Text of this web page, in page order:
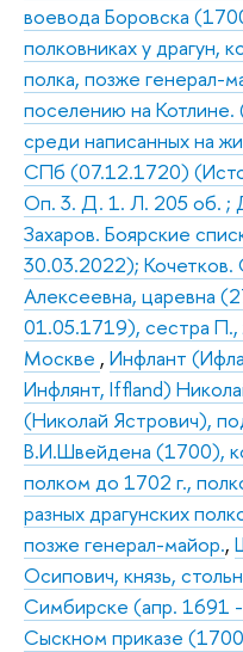
воевода Боровска
полковниках у драгун,
полка, позже генерал-
поселению на
среди написанных на
СПб (07.12.1720)
Оп. 3. Д. 1. Л. 205 об.
Захаров. Боярские
30.03.2022); Кочетков.
Алексеевна, царевна
01.05.1719), сестра П.,
Москве , Инфлант
Инфлянт, Iffland)
(Николай Ястрович),
В.И.Швейдена (1700),
полком до 1702 г.,
разных драгунских
позже генерал-майор.,
Осипович, князь,
Симбирске (апр. 1691
Сыскном приказе